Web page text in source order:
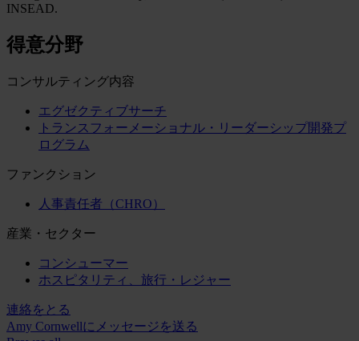
INSEAD.
得意分野
コンサルティング内容
エグゼクティブサーチ
トランスフォーメーショナル・リーダーシップ開発プ
ログラム
ファンクション
人事責任者（CHRO）
産業・セクター
コンシューマー
ホスピタリティ、旅行・レジャー
連絡をとる
Amy Cornwellにメッセージを送る